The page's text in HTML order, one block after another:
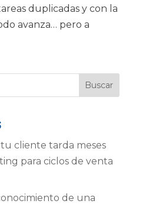
duplicadas y con la
avanza… pero a
Buscar
cliente tarda meses
para ciclos de venta
de una